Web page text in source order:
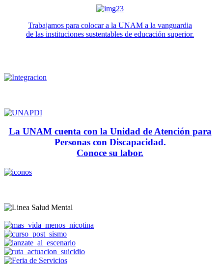
Trabajamos para colocar a la UNAM a la vanguardia
de las instituciones sustentables de educación superior.
La UNAM cuenta con la Unidad de Atención para
Personas con Discapacidad.
Conoce su labor.